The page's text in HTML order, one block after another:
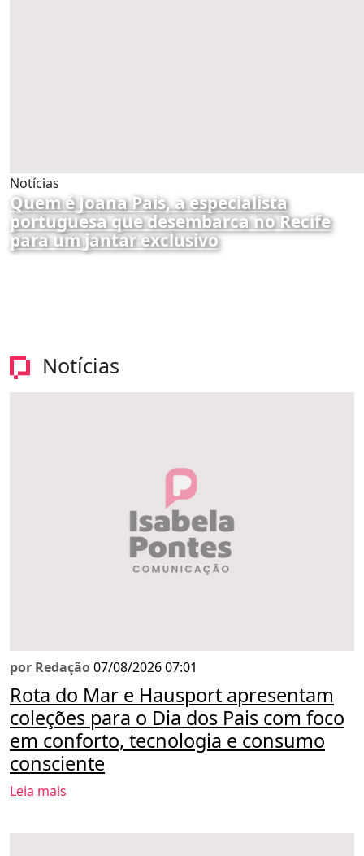
Notícias
Quem é Joana Pais, a especialista
portuguesa que desembarca no Recife
para um jantar exclusivo
Notícias
por Redação07/08/2026 07:01
Rota do Mar e Hausport apresentam
coleções para o Dia dos Pais com foco
em conforto, tecnologia e consumo
consciente
Leia mais